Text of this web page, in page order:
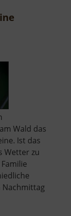
Wald das
Ist das
Wetter zu
Nachmittag